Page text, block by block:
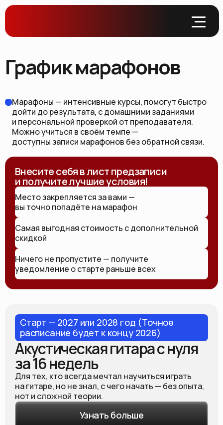
График марафонов
Марафоны — интенсивные курсы, помогут быстро
дойти до результата, с домашними заданиями
и персональной проверкой от преподавателя.
Можно учиться в своём темпе —
доступны записи марафонов без обратной связи.
Внесите себя в лист предзаписи
и получите лучшие условия!
Место закрепляется за вами —
вы точно попадёте на марафон
Самая выгодная стоимость с дополнительной
скидкой
Ничего не пропустите — получите
уведомление о старте раньше всех
Старт — 2027 или 2028 год (Точное
расписание будет к концу 2026)
Акустическая гитара с нуля
за 16 недель
Для тех, кто всегда мечтал научиться играть
на гитаре, но не знал, с чего начать — без опыта,
нот и сложной теории.
Узнать больше